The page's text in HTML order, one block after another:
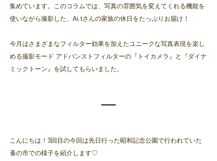
集めています。このコラムでは、写真の雰囲気を変えてくれる機能を
使いながら撮影した、Ai.tさんの家族の休日をたっぷりお届け！
今月はさまざまなフィルター効果を加えたユニークな写真表現を楽し
める撮影モード アドバンストフィルターの『トイカメラ』と『ダイナ
ミックトーン』を試してもらいました。
こんにちは！3回目の今回は先日行った昭和記念公園で行われていた
蚤の市での様子を紹介します♡